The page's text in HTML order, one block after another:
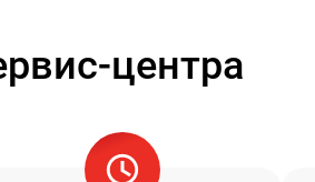
центра